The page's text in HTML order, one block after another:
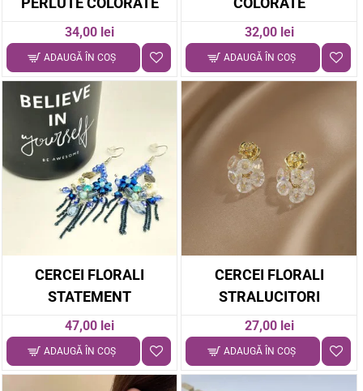
34,00 lei
ADAUGĂ ÎN COŞ
32,00 lei
ADAUGĂ ÎN COŞ
CERCEI FLORALI
STATEMENT
47,00 lei
ADAUGĂ ÎN COŞ
CERCEI FLORALI
STRALUCITORI
27,00 lei
ADAUGĂ ÎN COŞ